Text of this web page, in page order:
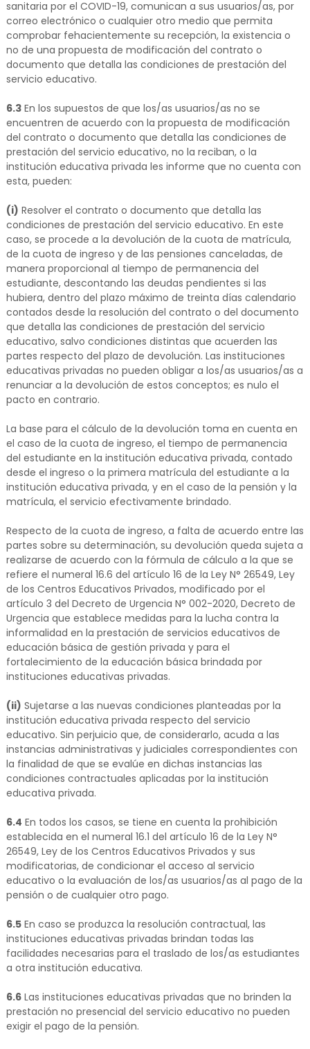
sanitaria por el COVID-19, comunican a sus usuarios/as, por
correo electrónico o cualquier otro medio que permita
comprobar fehacientemente su recepción, la existencia o
no de una propuesta de modificación del contrato o
documento que detalla las condiciones de prestación del
servicio educativo.
6.3En los supuestos de que los/as usuarios/as no se
encuentren de acuerdo con la propuesta de modificación
del contrato o documento que detalla las condiciones de
prestación del servicio educativo, no la reciban, o la
institución educativa privada les informe que no cuenta con
esta, pueden:
(i) Resolver el contrato o documento que detalla las
condiciones de prestación del servicio educativo. En este
caso, se procede a la devolución de la cuota de matrícula,
de la cuota de ingreso y de las pensiones canceladas, de
manera proporcional al tiempo de permanencia del
estudiante, descontando las deudas pendientes si las
hubiera, dentro del plazo máximo de treinta días calendario
contados desde la resolución del contrato o del documento
que detalla las condiciones de prestación del servicio
educativo, salvo condiciones distintas que acuerden las
partes respecto del plazo de devolución. Las instituciones
educativas privadas no pueden obligar a los/as usuarios/as a
renunciar a la devolución de estos conceptos; es nulo el
pacto en contrario.
La base para el cálculo de la devolución toma en cuenta en
el caso de la cuota de ingreso, el tiempo de permanencia
del estudiante en la institución educativa privada, contado
desde el ingreso o la primera matrícula del estudiante a la
institución educativa privada, y en el caso de la pensión y la
matrícula, el servicio efectivamente brindado.
Respecto de la cuota de ingreso, a falta de acuerdo entre las
partes sobre su determinación, su devolución queda sujeta a
realizarse de acuerdo con la fórmula de cálculo a la que se
refiere el numeral 16.6 del artículo 16 de la Ley N° 26549, Ley
de los Centros Educativos Privados, modificado por el
artículo 3 del Decreto de Urgencia N° 002-2020, Decreto de
Urgencia que establece medidas para la lucha contra la
informalidad en la prestación de servicios educativos de
educación básica de gestión privada y para el
fortalecimiento de la educación básica brindada por
instituciones educativas privadas.
(ii) Sujetarse a las nuevas condiciones planteadas por la
institución educativa privada respecto del servicio
educativo. Sin perjuicio que, de considerarlo, acuda a las
instancias administrativas y judiciales correspondientes con
la finalidad de que se evalúe en dichas instancias las
condiciones contractuales aplicadas por la institución
educativa privada.
6.4 En todos los casos, se tiene en cuenta la prohibición
establecida en el numeral 16.1 del artículo 16 de la Ley N°
26549, Ley de los Centros Educativos Privados y sus
modificatorias, de condicionar el acceso al servicio
educativo o la evaluación de los/as usuarios/as al pago de la
pensión o de cualquier otro pago.
6.5En caso se produzca la resolución contractual, las
instituciones educativas privadas brindan todas las
facilidades necesarias para el traslado de los/as estudiantes
a otra institución educativa.
6.6Las instituciones educativas privadas que no brinden la
prestación no presencial del servicio educativo no pueden
exigir el pago de la pensión.